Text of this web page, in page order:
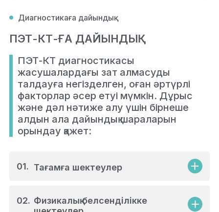
көрсетілімдер бар?
ПЭТ-КТ-ны қайта түсуге бола ма
және қаншалықты жиі?
Зерттеу алдында және одан кейін не
істеу керек?
(09)
ПЭТ-КТ қанша тұрады және оны
сақтандыру қамти ма?
Диагностикаға дайындық
ПЭТ-КТ-ҒА ДАЙЫНДЫҚ
ПЭТ-КТ диагностикасы
жасушалардағы зат алмасуды
талдауға негізделген, оған әртүрлі
факторлар әсер етуі мүмкін. Дұрыс
және дәл нәтиже алу үшін бірнеше
алдын ала дайындық шараларын
орындау қажет:
01. Тағамға шектеулер
Алкогольден аулақ болыңыз.
02. Физикалық белсенділікке